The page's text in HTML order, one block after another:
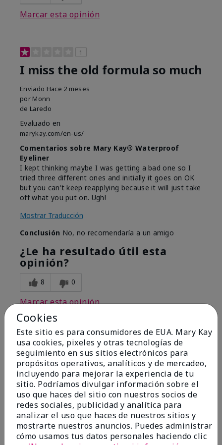
Marcar esta opinión
1
I miss the old formula so much
Enviado Hace 2 meses
por Monn
de Laredo
Evaluado en
marykay.com/en-us/
Comentarios sobre Mary Kay® Waterproof
Eyeliner
I kept thinking maybe I was getting a bad one so I
tried three different ones and initially it goes on OK
but you can't keep reapplying because it will just take
off what you put on. Ugh!
Mostrar Traducción
Conclusión No, no recomendaría a un amigo
¿Le ha resultado útil esta
opinión?
8 0
Marcar esta opinión
1
I have used Marykay eyeliner
since 1992. This new product
go
Enviado
Hace 3 meses
porJacqueline
deSupply
Evaluado en
Cookies
Este sitio es para consumidores de EUA. Mary Kay
usa cookies, pixeles y otras tecnologías de
seguimiento en sus sitios electrónicos para
propósitos operativos, analíticos y de mercadeo,
incluyendo para mejorar la experiencia de tu
sitio. Podríamos divulgar información sobre el
uso que haces del sitio con nuestros socios de
redes sociales, publicidad y analítica para
analizar el uso que haces de nuestros sitios y
mostrarte nuestros anuncios. Puedes administrar
cómo usamos tus datos personales haciendo clic